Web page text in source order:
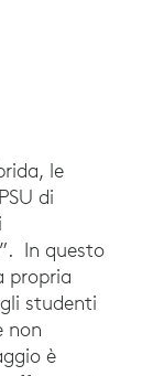
le
di
In questo
propria
studenti
non
è